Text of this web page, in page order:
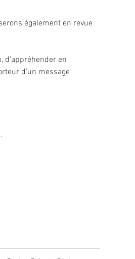
également en revue
en
d’un message